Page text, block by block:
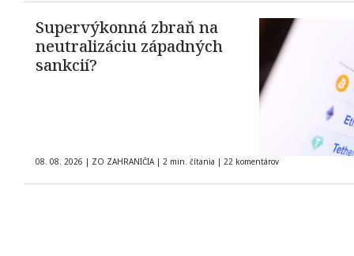
Supervýkonná zbraň na
neutralizáciu západných
sankcií?
08. 08. 2026 | ZO ZAHRANIČIA | 2 min. čítania | 22 komentárov